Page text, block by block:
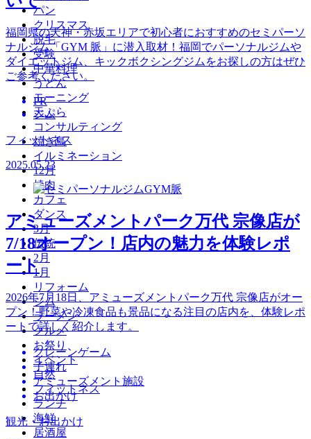
パン
クリスマス
脱毛
受験
中華料理
うどん
モーニング
天ぷら
コンサルティング
焼き鳥
イルミネーション
12月
焼肉
カフェ
ダンス
3月
伝統
2月
1月
リフォーム
ジム
ラーメン
グルメ
お祭り
イベント
自然
フィットネス
ランチ
海鮮
居酒屋
福岡県の天神・赤坂エリアで初心者におすすめのセミパーソ
ナルジム「GYM 脈」に潜入取材！福岡でパーソナルジムや
ダイエットジム、キックボクシングジムをお探しの方はぜひ
ご参考ください。
PR
ジム
フィットネス
2025.05.23
アミューズメントパーク万代 宗像店が
7/18オープン！店内の魅力を体験レポ
ート
2026年7月18日、アミューズメントパーク万代 宗像店がオー
プン！野菜や冷凍食品も景品になる注目の店内を、体験レポ
ートで詳しく紹介します。
クレーンゲーム
子連れ
アミューズメント施設
お出かけ
観光・お出かけ